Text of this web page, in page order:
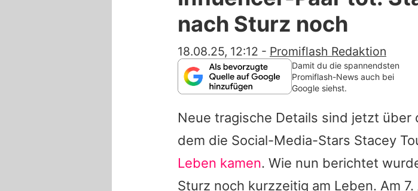
Familie &
Alle Themen auf
App
nach Sturz noch
18.08.25, 12:12 - Promiflash Redaktion
Damit du die spannendsten
Promiflash-News auch bei
Google siehst.
Neue tragische Details sind jetzt
dem die Social-Media-Stars Stacey
Leben kamen. Wie nun berichtet
Sturz noch kurzzeitig am Leben. Am